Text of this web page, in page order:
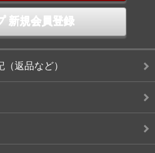
新規会員登録
返品など）